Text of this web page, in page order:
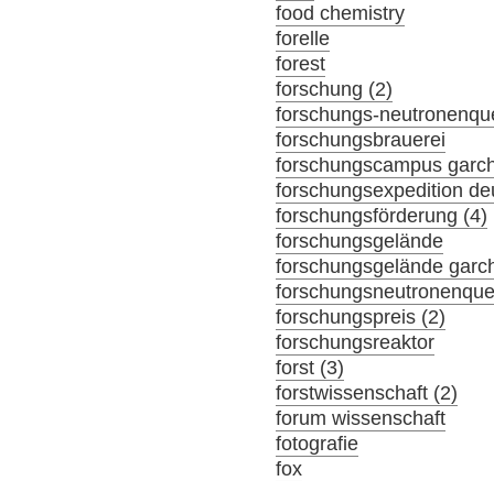
food chemistry
forelle
forest
forschung (2)
forschungs-
forschungsbrauerei
forschungscampus
forschungsexpedition
forschungsförderung (4)
forschungsgelände
forschungsgelände
forschungspreis (2)
forschungsreaktor
forst (3)
forstwissenschaft (2)
forum wissenschaft
fotografie
fox